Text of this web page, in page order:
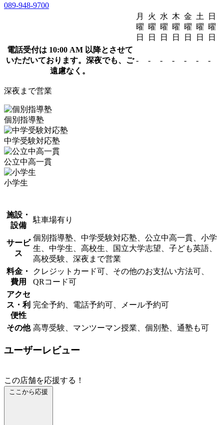
089-948-9700
月
曜
日
火
曜
日
水
曜
日
木
曜
日
金
曜
日
土
曜
日
日
曜
日
電話受付は 10:00 AM 以降とさせて
いただいております。深夜でも、ご
遠慮なく。
- - - - - - -
深夜まで営業
個別指導塾
中学受験対応塾
公立中高一貫
小学生
施設・
設備
駐車場有り
サービ
ス
個別指導塾、中学受験対応塾、公立中高一貫、小学
生、中学生、高校生、国立大学志望、子ども英語、
高校受験、深夜まで営業
料金・
費用
クレジットカード可、その他のお支払い方法可、
QRコード可
アクセ
ス・利
便性
完全予約、電話予約可、メール予約可
その他 高専受験、マンツーマン授業、個別塾、通塾も可
ユーザーレビュー
この店舗を応援する！
ここから応援